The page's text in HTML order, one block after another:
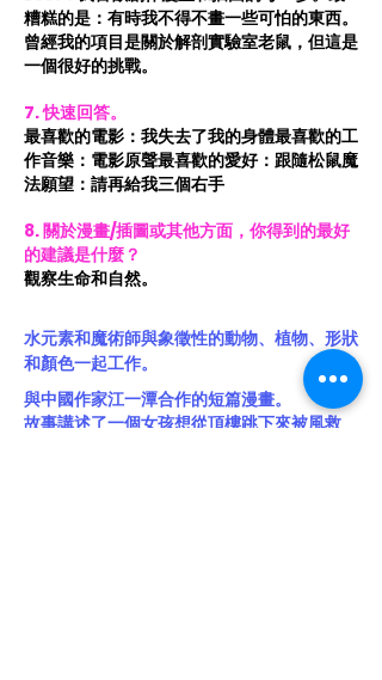
糟糕的是：有時我不得不畫一些可怕的東西。
曾經我的項目是關於解剖實驗室老鼠，但這是
一個很好的挑戰。
7. 快速回答。
最喜歡的電影：我失去了我的身體最喜歡的工
作音樂：電影原聲最喜歡的愛好：跟隨松鼠魔
法願望：請再給我三個右手
8. 關於漫畫/插圖或其他方面，你得到的最好
的建議是什麼？
觀察生命和自然。
水元素和魔術師與象徵性的動物、植物、形狀
和顏色一起工作。
與中國作家江一潭合作的短篇漫畫。
故事講述了一個女孩想從頂樓跳下來被風救